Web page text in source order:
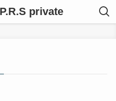
private